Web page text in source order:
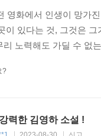
그 동안 많은 작품들
. (…) 가족을 바라보는
오늘날 한국사회와 한
학상 선정 이유
영화에서 인생이 망가
이 있다는 것, 그것은
리 노력해도 가딜 수 없
?
력한 김영하 소설 !